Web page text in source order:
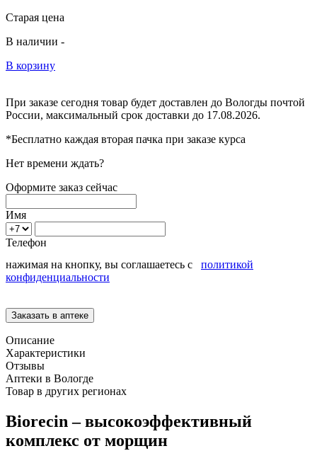
Старая цена
В наличии -
В корзину
При заказе сегодня товар будет доставлен до Вологды почтой
России, максимальный срок доставки до 17.08.2026.
*Бесплатно каждая вторая пачка при заказе курса
Нет времени ждать?
Оформите заказ сейчас
Имя
Телефон
нажимая на кнопку, вы соглашаетесь с политикой
конфиденциальности
Описание
Характеристики
Отзывы
Аптеки в Вологде
Товар в других регионах
Biorecin – высокоэффективный
комплекс от морщин